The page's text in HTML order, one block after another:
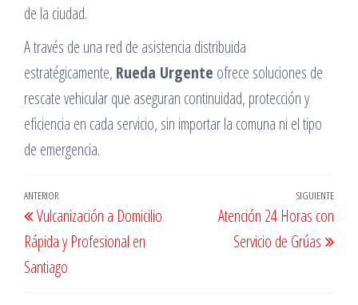
de la ciudad.
A través de una red de asistencia distribuida
estratégicamente, Rueda Urgente ofrece soluciones de
rescate vehicular que aseguran continuidad, protección y
eficiencia en cada servicio, sin importar la comuna ni el tipo
de emergencia.
Navegación
de
entradas
Entrada
anterior
ANTERIOR
Vulcanización a Domicilio
Rápida y Profesional en
Santiago
SIGUIENTE
Atención 24 Horas con
Servicio de Grúas